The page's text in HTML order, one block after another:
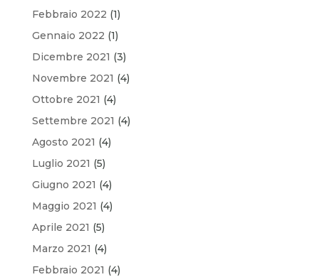
Febbraio 2022 (1)
Gennaio 2022 (1)
Dicembre 2021 (3)
Novembre 2021 (4)
Ottobre 2021 (4)
Settembre 2021 (4)
Agosto 2021 (4)
Luglio 2021 (5)
Giugno 2021 (4)
Maggio 2021 (4)
Aprile 2021 (5)
Marzo 2021 (4)
Febbraio 2021 (4)